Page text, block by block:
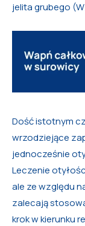
jelita grubego
Dość istotnym
wrzodziejące
jednocześnie
Leczenie
ale ze względu
zalecają
krok w kierunku